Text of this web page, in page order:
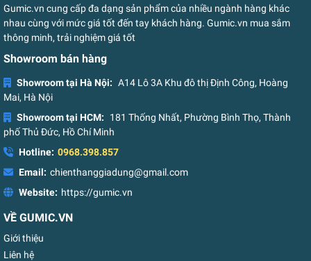
Gumic.vn cung cấp đa dạng sản phẩm của nhiều ngành hàng khác
nhau cùng với mức giá tốt đến tay khách hàng. Gumic.vn mua sắm
thông minh, trải nghiệm giá tốt
Showroom bán hàng
Showroom tại Hà Nội: A14 Lô 3A Khu đô thị Định Công, Hoàng
Mai, Hà Nội
Showroom tại HCM:
181 Thống Nhất, Phường Bình Thọ, Thành
phố Thủ Đức, Hồ Chí Minh
Hotline: 0968.398.857
Email: chienthanggiadung@gmail.com
Website: https://gumic.vn
VỀ GUMIC.VN
Giới thiệu
Liên hệ